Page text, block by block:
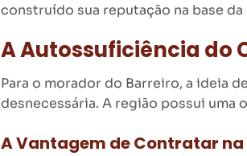
construído sua reputação na base
A Autossuficiência do
Para o morador do Barreiro, a ideia
desnecessária. A região possui
A Vantagem de Contratar na